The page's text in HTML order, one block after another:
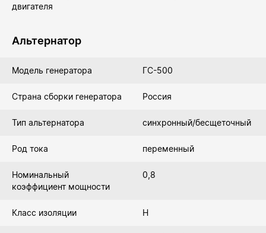
двигателя
Альтернатор
Модель генератора ГС-500
Страна сборки генератора Россия
Тип альтернатора синхронный/бесщеточный
Род тока переменный
Номинальный
коэффициент мощности
0,8
Класс изоляции Н